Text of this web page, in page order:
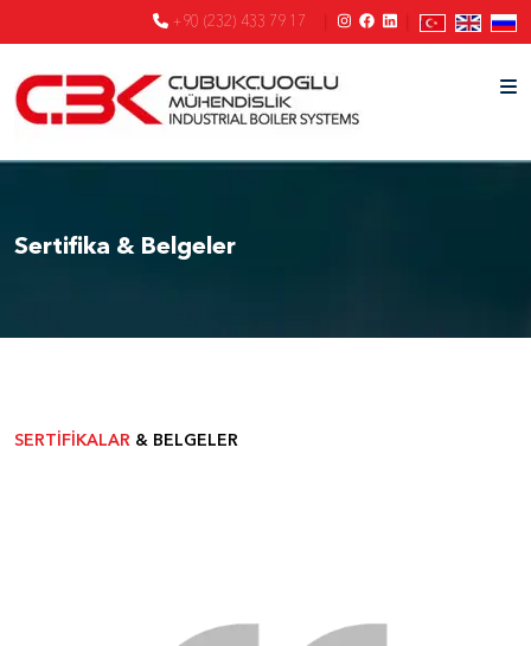
+90 (232) 433 79 17
Sertifika & Belgeler
SERTİFİKALAR & BELGELER